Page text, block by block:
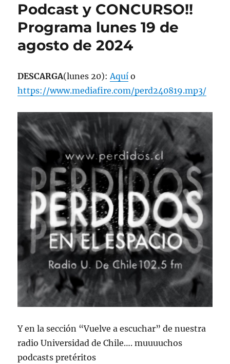
Podcast y CONCURSO!!
Programa lunes 19 de
agosto de 2024
DESCARGA(lunes 20):Aquí o
https://www.mediafire.com/perd240819.mp3/
Y en la sección “Vuelve a escuchar” de nuestra
radio Universidad de Chile…. muuuuchos
podcasts pretéritos